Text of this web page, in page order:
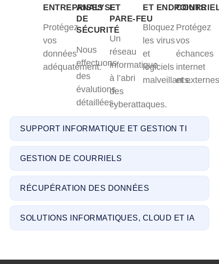
SUPPORT INFORMATIQUE ET GESTION TI
GESTION DE COURRIELS
RÉCUPÉRATION DES DONNÉES
SOLUTIONS INFORMATIQUES, CLOUD ET IA
ENTREPRISES
Protégez
vos
données
adéquatement.
ANALYSE
DE
SÉCURITÉ
Nous
effectuons
des
évalutions
détaillées.
ET
PARE-FEU
Un
réseau
informatique
à l’abri
des
cyberattaques.
ET ENDPOINTS
Bloquez
les virus
et
logiciels
malveillants.
Protégez
vos
échances
internet
et